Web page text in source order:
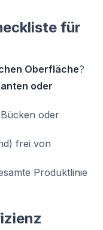
für
Oberfläche?
oder
oder
frei von
Produktlinie